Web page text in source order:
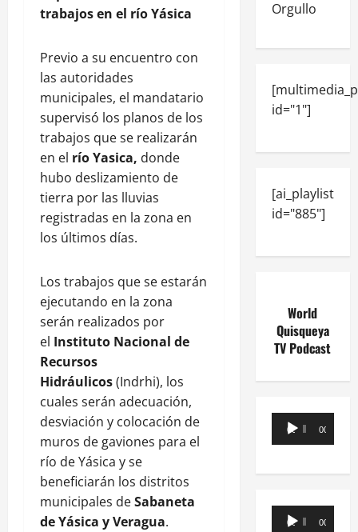
trabajos en el río Yásica
Previo a su encuentro con
las autoridades
municipales, el mandatario
supervisó los planos de los
trabajos que se realizarán
en el río Yasica, donde
hubo deslizamiento de
tierra por las lluvias
registradas en la zona en
los últimos días.
Los trabajos que se estarán
ejecutando en la zona
serán realizados por
el Instituto Nacional de
Recursos
Hidráulicos(Indrhi), los
cuales serán adecuación,
desviación y colocación de
muros de gaviones para el
río de Yásica y se
beneficiarán los distritos
municipales deSabaneta
de Yásica y Veragua.
Orgullo
id="1"]
[ai_playlist
id="885"]
World
Quisqueya
TV Podcast
Reproductor
de
00:00 00:00
Reproductor
00:00 00:00